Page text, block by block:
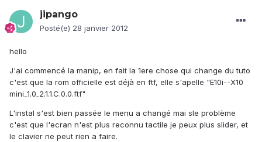
jipango
Posté(e) 28 janvier 2012
hello
J'ai commencé la manip, en fait la 1ere chose qui change du tuto
c'est que la rom officielle est déjà en ftf, elle s'apelle "E10i--X10
mini_1.0_2.1.1.C.0.0.ftf"
L'instal s'est bien passée le menu a changé mai sle problème
c'est que l'ecran n'est plus reconnu tactile je peux plus slider, et
le clavier ne peut rien a faire.